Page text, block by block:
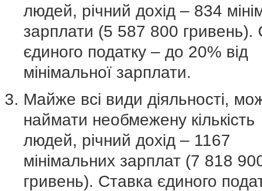
людей, річний дохід – 834
зарплати (5 587 800 гривень).
єдиного податку – до 20% від
мінімальної зарплати.
Майже всі види діяльності,
наймати необмежену кількість
людей, річний дохід – 1167
мінімальних зарплат (7 818
гривень). Ставка єдиного